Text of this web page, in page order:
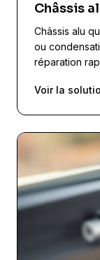
Châssis
Châssis alu
ou
réparation
Voir la